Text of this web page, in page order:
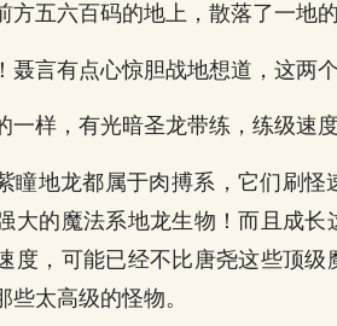
方五六百码的地上，散落了一地
聂言有点心惊胆战地想道，这两
一样，有光暗圣龙带练，练级速度
瞳地龙都属于肉搏系，它们刷
大的魔法系地龙生物！而且成长
度，可能已经不比唐尧这些顶
太高级的怪物。